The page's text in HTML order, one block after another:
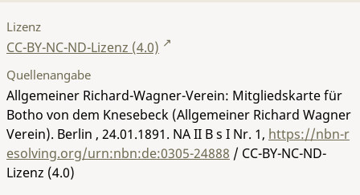
Lizenz
CC-BY-NC-ND-Lizenz (4.0)
Quellenangabe
Allgemeiner Richard-Wagner-Verein: Mitgliedskarte für
Botho von dem Knesebeck (Allgemeiner Richard Wagner
Verein). Berlin , 24.01.1891. NA II B s I Nr. 1, https://nbn-r
esolving.org/urn:nbn:de:0305-24888 / CC-BY-NC-ND-
Lizenz (4.0)